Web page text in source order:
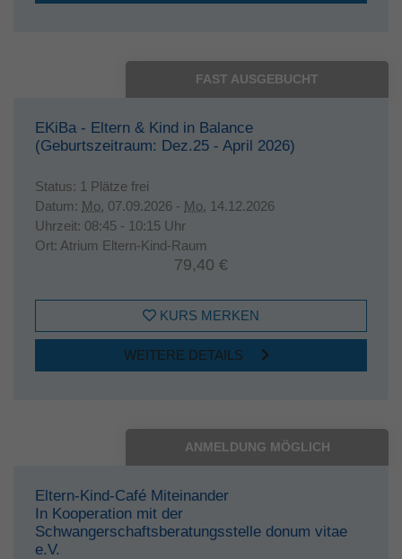
FAST AUSGEBUCHT
EKiBa - Eltern & Kind in Balance
(Geburtszeitraum: Dez.25 - April 2026)
Status: 1 Plätze frei
Datum: Mo. 07.09.2026 - Mo. 14.12.2026
Uhrzeit: 08:45 - 10:15 Uhr
Ort: Atrium Eltern-Kind-Raum
79,40 €
KURS MERKEN
WEITERE DETAILS
ANMELDUNG MÖGLICH
Eltern-Kind-Café Miteinander
In Kooperation mit der
Schwangerschaftsberatungsstelle donum vitae
e.V.